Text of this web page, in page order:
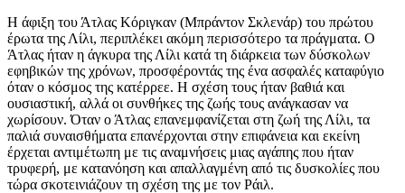
Η άφιξη του Άτλας Κόριγκαν (Μπράντον Σκλενάρ) του πρώτου
έρωτα της Λίλι, περιπλέκει ακόμη περισσότερο τα πράγματα. Ο
Άτλας ήταν η άγκυρα της Λίλι κατά τη διάρκεια των δύσκολων
εφηβικών της χρόνων, προσφέροντάς της ένα ασφαλές καταφύγιο
όταν ο κόσμος της κατέρρεε. Η σχέση τους ήταν βαθιά και
ουσιαστική, αλλά οι συνθήκες της ζωής τους ανάγκασαν να
χωρίσουν. Όταν ο Άτλας επανεμφανίζεται στη ζωή της Λίλι, τα
παλιά συναισθήματα επανέρχονται στην επιφάνεια και εκείνη
έρχεται αντιμέτωπη με τις αναμνήσεις μιας αγάπης που ήταν
τρυφερή, με κατανόηση και απαλλαγμένη από τις δυσκολίες που
τώρα σκοτεινιάζουν τη σχέση της με τον Ράιλ.